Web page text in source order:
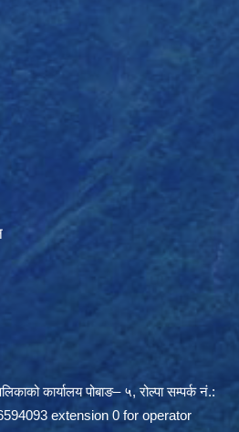
कार्यालय पोबाङ– ५, रोल्पा सम्पर्क नं.:
extension 0 for operator